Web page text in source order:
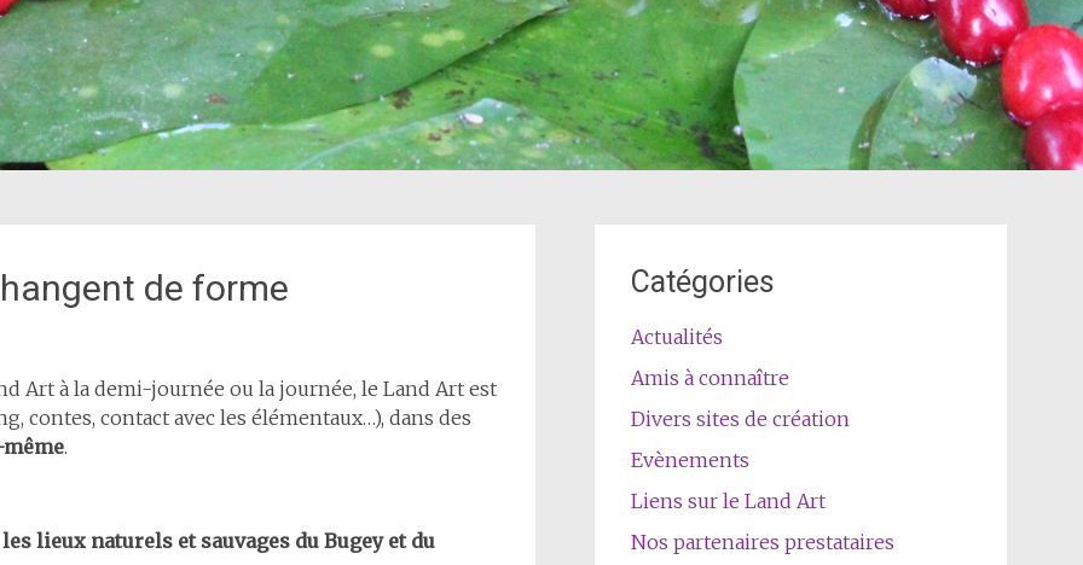
de forme
Art à la demi-journée ou la journée, le Land Art est
contes, contact avec les élémentaux…), dans des
.
lieux naturels et sauvages du Bugey et du
Catégories
Actualités
Amis à connaître
Divers sites de création
Evènements
Liens sur le Land Art
Nos partenaires prestataires